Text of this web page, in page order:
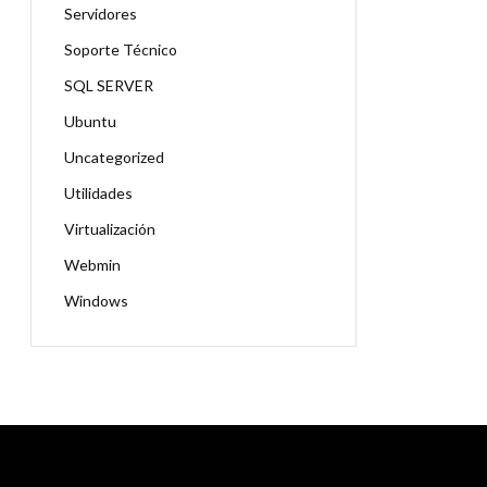
Servidores
Soporte Técnico
SQL SERVER
Ubuntu
Uncategorized
Utilidades
Virtualización
Webmin
Windows